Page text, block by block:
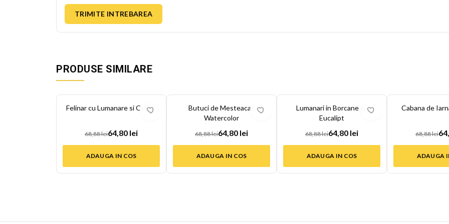
TRIMITE INTREBAREA
PRODUSE SIMILARE
6%
Felinar cu Lumanare si Conuri
68,88 lei64,80 lei
ADAUGA IN COS
Butuci de Mesteacan
Watercolor
68,88 lei64,80 lei
ADAUGA IN COS
Lumanari in Borcane cu
Eucalipt
68,88 lei64,80 lei
ADAUGA IN COS
%Cabana de
68,88 lei
ADAUGA